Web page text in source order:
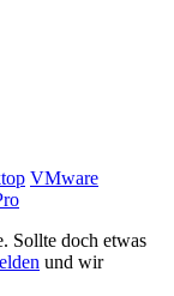
VMware
Sollte doch etwas
und wir